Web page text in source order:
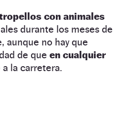
con animales
durante los meses de
aunque no hay que
de que en cualquier
la carretera.